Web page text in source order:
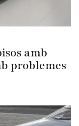
amb
problemes